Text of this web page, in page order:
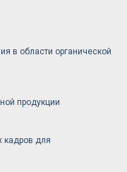
в области органической
продукции
кадров для